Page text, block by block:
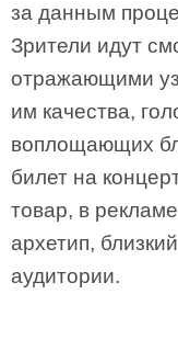
за данным
Зрители идут
отражающими
им качества,
воплощающих
билет на
товар, в
архетип,
аудитории.